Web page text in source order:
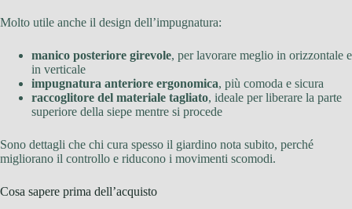
Molto utile anche il design dell’impugnatura:
manico posteriore girevole, per lavorare meglio in orizzontale e
in verticale
impugnatura anteriore ergonomica, più comoda e sicura
raccoglitore del materiale tagliato, ideale per liberare la parte
superiore della siepe mentre si procede
Sono dettagli che chi cura spesso il giardino nota subito, perché
migliorano il controllo e riducono i movimenti scomodi.
Cosa sapere prima dell’acquisto